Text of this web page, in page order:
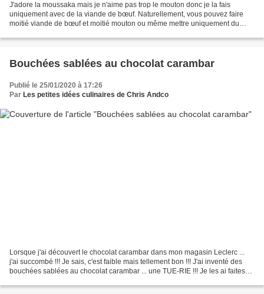
J'adore la moussaka mais je n'aime pas trop le mouton donc je la fais
uniquement avec de la viande de bœuf. Naturellement, vous pouvez faire
moitié viande de bœuf et moitié mouton ou même mettre uniquement du
Bouchées sablées au chocolat carambar
Publié le 25/01/2020 à 17:26
Par Les petites idées culinaires de Chris Andco
Lorsque j'ai découvert le chocolat carambar dans mon magasin Leclerc ...
j'ai succombé !!! Je sais, c'est faible mais tellement bon !!! J'ai inventé des
bouchées sablées au chocolat carambar ... une TUE-RIE !!! Je les ai faites